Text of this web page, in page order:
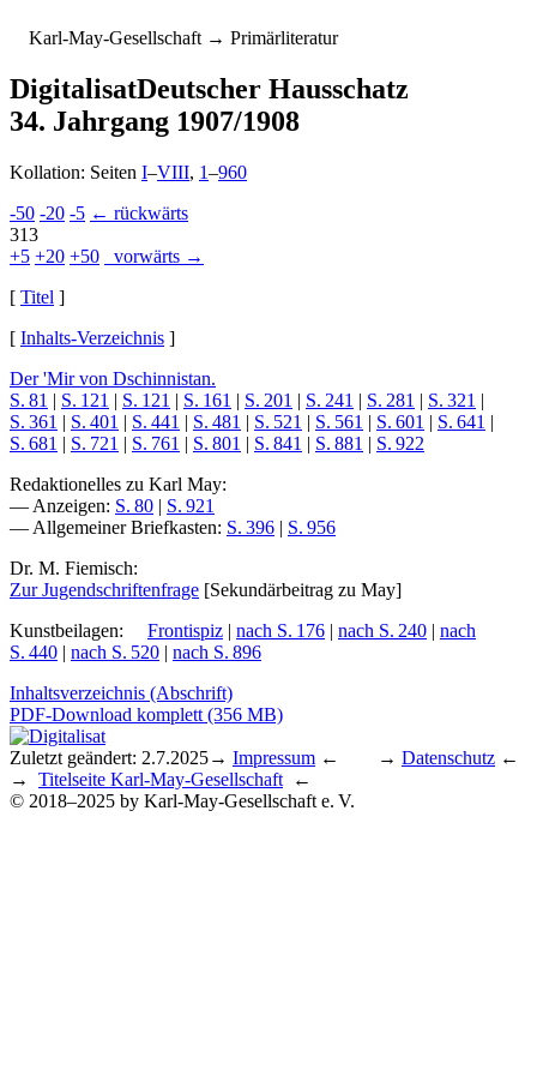
Karl-May-Gesellschaft → Primärliteratur
DigitalisatDeutscher Hausschatz
34. Jahrgang 1907/1908
Kollation: Seiten I–VIII, 1–960
-50 -20 -5 ← rückwärts
313
+5 +20 +50
vorwärts →
[ Titel ]
[ Inhalts-Verzeichnis ]
Der 'Mir von Dschinnistan.
S. 81 | S. 121 | S. 121 | S. 161 | S. 201 | S. 241 | S. 281 | S. 321 |
S. 361 | S. 401 | S. 441 | S. 481 | S. 521 | S. 561 | S. 601 | S. 641 |
S. 681 | S. 721 | S. 761 | S. 801 | S. 841 | S. 881 | S. 922
Redaktionelles zu Karl May:
— Anzeigen: S. 80 | S. 921
— Allgemeiner Briefkasten: S. 396 | S. 956
Dr. M. Fiemisch:
Zur Ju­gend­schrif­ten­fra­ge [Se­kun­där­bei­trag zu May]
Kunstbeilagen: Frontispiz | nach S. 176 | nach S. 240 | nach
S. 440 | nach S. 520 | nach S. 896
Inhaltsverzeichnis (Abschrift)
PDF-Download komplett (356 MB)
Zuletzt geändert: 2.7.2025→ Impressum ← → Datenschutz ←
→ Titelseite Karl-May-Gesellschaft ←
© 2018–2025 by Karl-May-Gesellschaft e. V.